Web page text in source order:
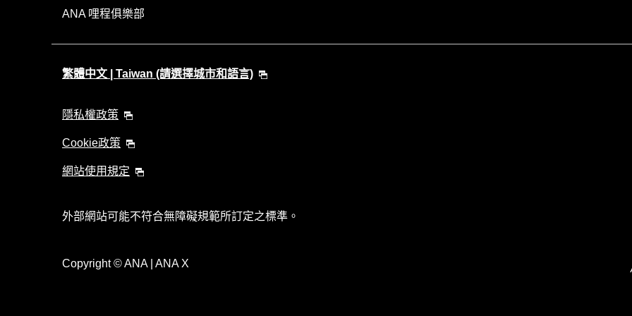
ANA 哩程俱樂部
繁體中文 | Taiwan (請選擇城市和語言)
隱私權政策
Cookie政策
網站使用規定
外部網站可能不符合無障礙規範所訂定之標準。
Copyright© ANA | ANA X